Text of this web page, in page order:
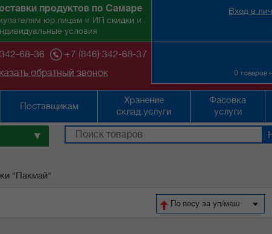
продуктов по Самаре
юр.лицам и ИП скидки и
условия
68-36
+7 (846) 342-68-37
обратный звонок
Вход в
0 товаров
Поставщикам
Хранение
склад.услуги
Фасовка
услуги
▼
"Пакмай"
По весу за уп/меш